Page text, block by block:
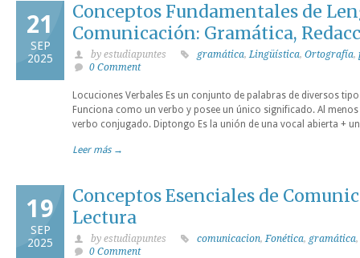
21
SEP
2025
Conceptos Fundamentales de
Comunicación: Gramática,
by estudiapuntes gramática,Lingüística, Ortografía,
0 Comment
Locuciones Verbales Es un conjunto de palabras de diversos
Funciona como un verbo y posee un único significado. Al
verbo conjugado. Diptongo Es la unión de una vocal abierta +
Leer más →
19
SEP
2025
Conceptos Esenciales de
Lectura
by estudiapuntes comunicacion,Fonética, gramática,
0 Comment